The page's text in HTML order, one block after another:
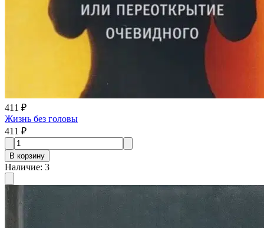
411 ₽
Жизнь без головы
411 ₽
В корзину
Наличие: 3